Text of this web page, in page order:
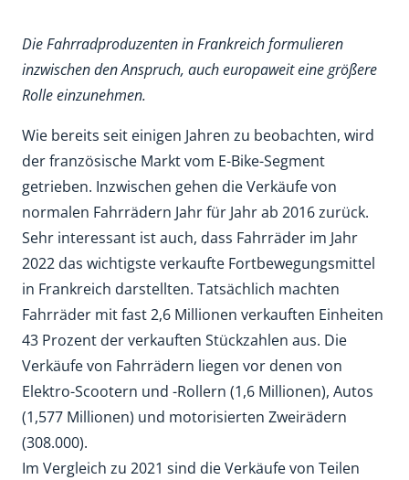
Die Fahrradproduzenten in Frankreich formulieren
inzwischen den Anspruch, auch europaweit eine größere
Rolle einzunehmen.
Wie bereits seit einigen Jahren zu beobachten, wird
der französische Markt vom E-Bike-Segment
getrieben. Inzwischen gehen die Verkäufe von
normalen Fahrrädern Jahr für Jahr ab 2016 zurück.
Sehr interessant ist auch, dass Fahrräder im Jahr
2022 das wichtigste verkaufte Fortbewegungsmittel
in Frankreich darstellten. Tatsächlich machten
Fahrräder mit fast 2,6 Millionen verkauften Einheiten
43 Prozent der verkauften Stückzahlen aus. Die
Verkäufe von Fahrrädern liegen vor denen von
Elektro-Scootern und -Rollern (1,6 Millionen), Autos
(1,577 Millionen) und motorisierten Zweirädern
(308.000).
Im Vergleich zu 2021 sind die Verkäufe von Teilen